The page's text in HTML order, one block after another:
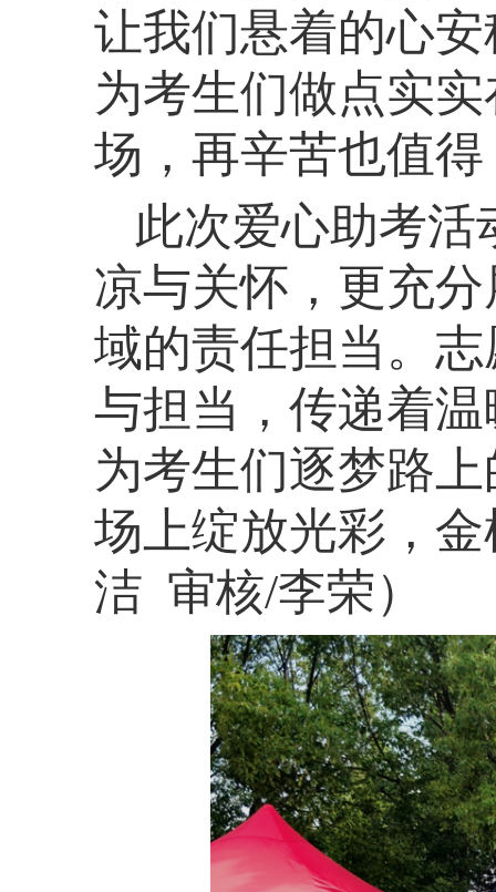
让我们悬着的心
为考生们做点实
场，再辛苦也值
此次爱心助考
凉与关怀，更充
域的责任担当。
与担当，传递着
为考生们逐梦路
场上绽放光彩，
洁 审核/李荣）